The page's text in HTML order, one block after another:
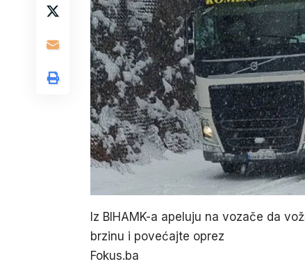
Iz BIHAMK-a apeluju na vozače da
brzinu i povećajte oprez
Fokus.ba